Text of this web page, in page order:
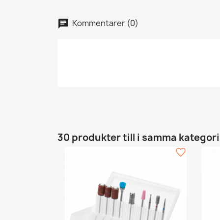
Kommentarer (0)
30 produkter till i samma kategori
favorite_border